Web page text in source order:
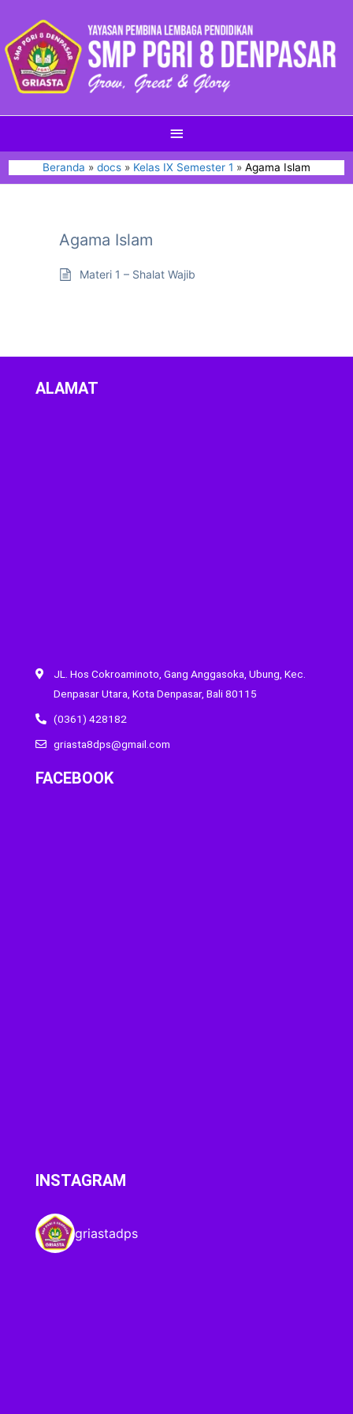
Beranda docs Kelas IX Semester 1 Agama Islam
Agama Islam
Materi 1 – Shalat Wajib
ALAMAT
JL. Hos Cokroaminoto, Gang Anggasoka, Ubung, Kec.
Denpasar Utara, Kota Denpasar, Bali 80115
(0361) 428182
griasta8dps@gmail.com
FACEBOOK
INSTAGRAM
griastadps